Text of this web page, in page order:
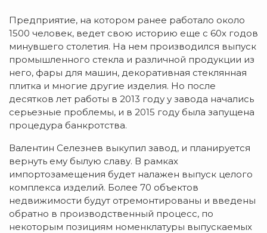
Предприятие, на котором ранее работало около
1500 человек, ведет свою историю еще с 60х годов
минувшего столетия. На нем производился выпуск
промышленного стекла и различной продукции из
него, фары для машин, декоративная стеклянная
плитка и многие другие изделия. Но после
десятков лет работы в 2013 году у завода начались
серьезные проблемы, и в 2015 году была запущена
процедура банкротства.
Валентин Селезнев выкупил завод, и планируется
вернуть ему былую славу. В рамках
импортозамещения будет налажен выпуск целого
комплекса изделий. Более 70 объектов
недвижимости будут отремонтированы и введены
обратно в производственный процесс, по
некоторым позициям номенклатуры выпускаемых